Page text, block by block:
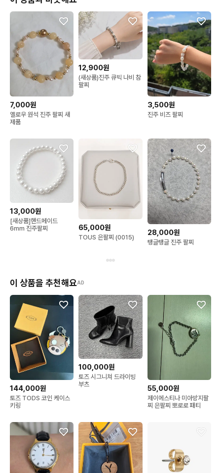
7,000원
옐로우 원석 진주 팔찌 새
제품
12,900원
(새상품)진주 큐빅 나비 참
팔찌
3,500원
진주 비즈 팔찌
13,000원
[새상품]핸드메이드
6mm 진주팔찌
65,000원
TOUS 은팔찌 (0015)
28,000원
탱글탱글 진주 팔찌
이 상품을 추천해요AD
144,000원
토즈 TODS 코인 케이스
키링
100,000원
토즈 시그니쳐 드라이빙
부츠
55,000원
제이에스티나 미아방지팔
찌 은팔찌 뽀로로 패티